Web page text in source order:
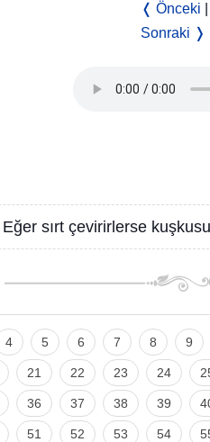
❬ Önceki
Sonraki ❭
Eğer sırt çevirirlerse
4 5 6 7 8 9
21 22 23 24
36 37 38 39
51 52 53 54